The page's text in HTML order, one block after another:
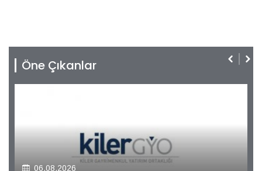
Öne Çıkanlar
06.08.2026